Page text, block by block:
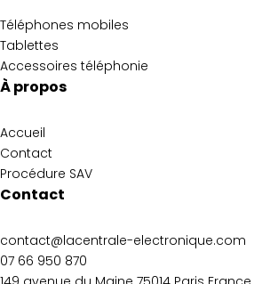
Téléphones mobiles
Tablettes
Accessoires téléphonie
À propos
Accueil
Contact
Procédure SAV
Contact
contact@lacentrale-electronique.com
07 66 950 870